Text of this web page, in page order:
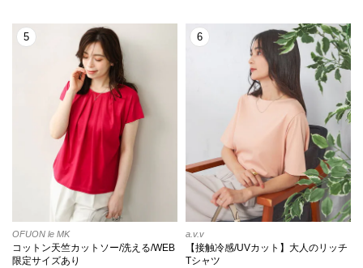
5
OFUON le MK
コットン天竺カットソー/洗える/WEB
限定サイズあり
6
a.v.v
【接触冷感/UVカット】大人のリッチ
Tシャツ